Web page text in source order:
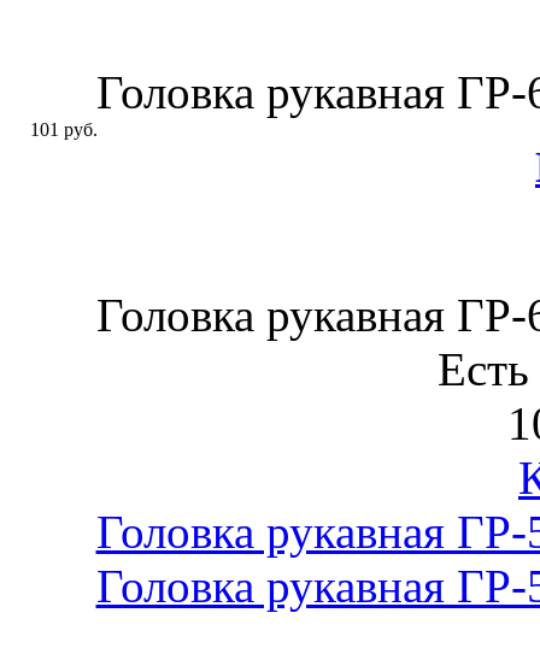
Головка рукавная
101 руб.
Головка рукавная
Головка рукавная
Головка рукавная